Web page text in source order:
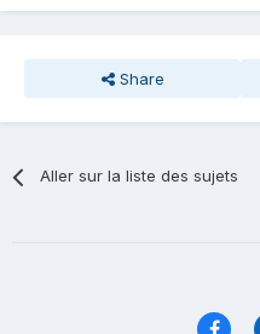
Share
Aller sur la liste des sujets